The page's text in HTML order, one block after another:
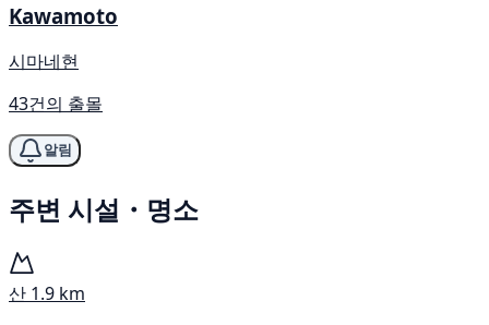
Kawamoto
시마네현
43건의 출몰
알림
주변 시설・명소
산 1.9 km